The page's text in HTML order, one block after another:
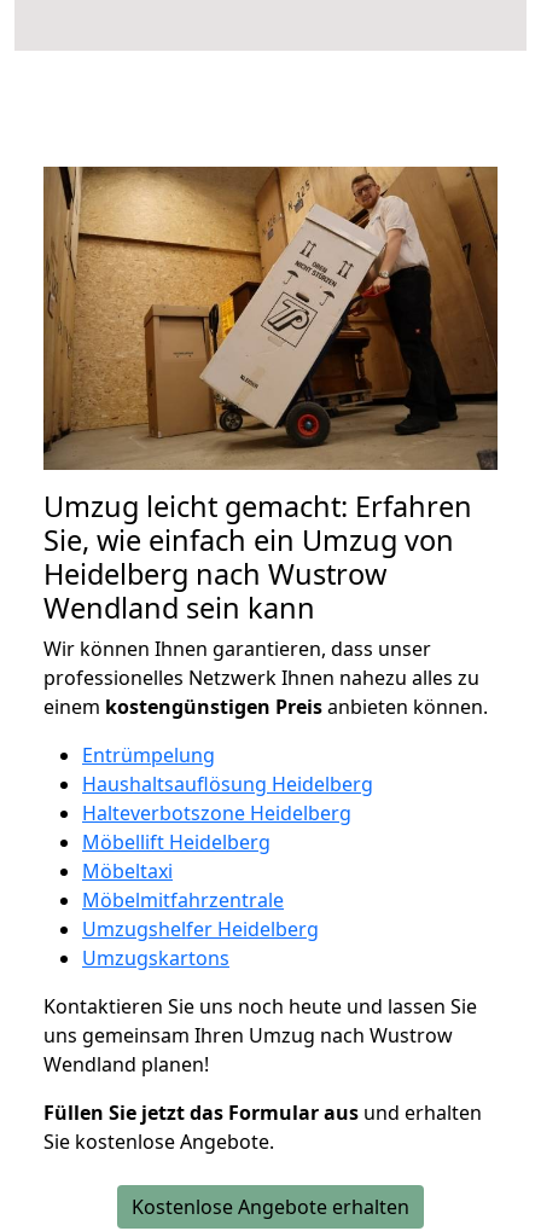
Umzug leicht gemacht: Erfahren
Sie, wie einfach ein Umzug von
Heidelberg nach Wustrow
Wendland sein kann
Wir können Ihnen garantieren, dass unser
professionelles Netzwerk Ihnen nahezu alles zu
einem kostengünstigen Preisanbieten können.
Entrümpelung
Haushaltsauflösung Heidelberg
Halteverbotszone Heidelberg
Möbellift Heidelberg
Möbeltaxi
Möbelmitfahrzentrale
Umzugshelfer Heidelberg
Umzugskartons
Kontaktieren Sie uns noch heute und lassen Sie
uns gemeinsam Ihren Umzug nach Wustrow
Wendland planen!
Füllen Sie jetzt das Formular aus und erhalten
Sie kostenlose Angebote.
Kostenlose Angebote erhalten